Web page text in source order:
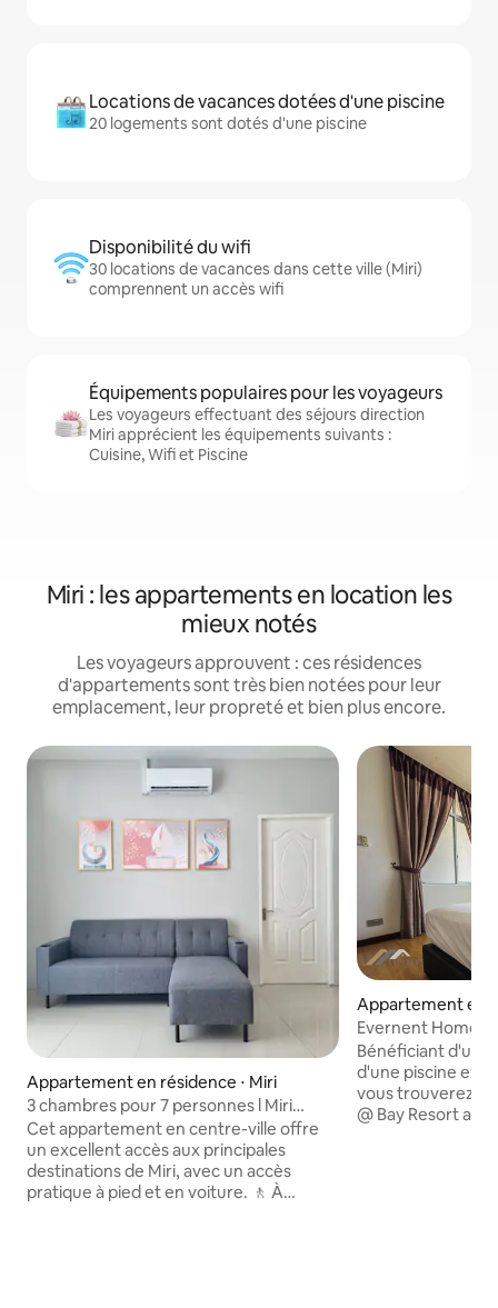
Locations de vacances dotées d'une piscine
20 logements sont dotés d'une piscine
Disponibilité du wifi
30 locations de vacances dans cette ville (Miri)
comprennent un accès wifi
Équipements populaires pour les voyageurs
Les voyageurs effectuant des séjours direction
Miri apprécient les équipements suivants :
Cuisine, Wifi et Piscine
Miri : les appartements en location les
mieux notés
Les voyageurs approuvent : ces résidences
d'appartements sont très bien notées pour leur
emplacement, leur propreté et bien plus encore.
Appartement en résidence ⋅ Miri
3 chambres pour 7 personnes l Miri
centre-ville | Piscine couverte
Cet appartement en centre-ville offre
un excellent accès aux principales
destinations de Miri, avec un accès
pratique à pied et en voiture. 🚶 À
Appartement en
ri
Evernent
Cible
Bénéficiant d'un
d'une piscine
vous trouverez
@ Bay Resort